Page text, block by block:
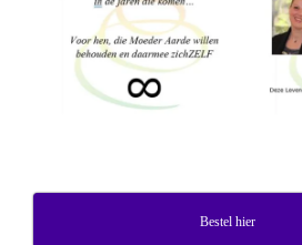
Bestel hier